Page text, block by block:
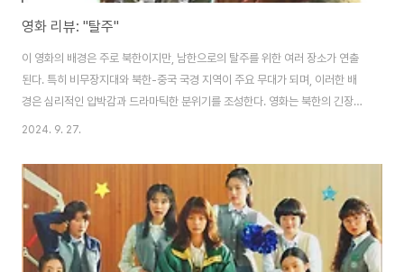
영화 리뷰: "탈주"
이 영화의 배경은 주로 북한이지만, 남한으로의 탈주를 위한 여러 장소가 연출
된다. 특히 비무장지대와 북한-중국 국경 지역이 주요 무대가 되며, 이러한 배
경은 심리적인 압박감과 드라마틱한 분위기를 조성한다. 영화는 북한의 긴장된
사회 구조, 통제된 환경, 그리고 각각의 인물들이 속한 서사적 문맥을 통해 관객
한 갈등을 반영하며, 탈북이라는 주제를 통해 인간의 본질적인 자유에 대한 갈
망을 새롭게 인식시키는 역할을 하게 된다. 또한, 사회적 메시지가 넘치는 이 설
정은 관객에게 탈북과 관련한 의식의 변화를 요구하기도 한다. 현실의 지리적
제약이 이들의 꿈을 가로막고 있는 듯하지만, 영화 속 인물들은 그러한 문제를
여과 없이 드러내어 관객에..
2024. 9. 27.